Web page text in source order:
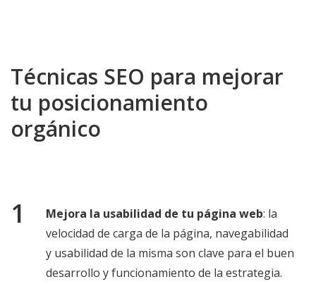
Técnicas SEO para mejorar
tu posicionamiento
orgánico
Mejora la usabilidad de tu página web: la
velocidad de carga de la página, navegabilidad
y usabilidad de la misma son clave para el buen
desarrollo y funcionamiento de la estrategia.